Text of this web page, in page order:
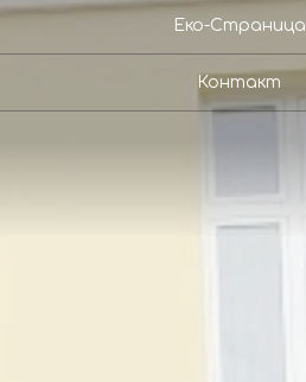
Еко-Страница
Контакт